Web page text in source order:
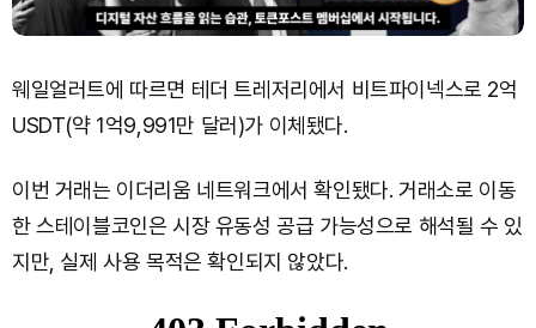
웨일얼러트에 따르면 테더 트레저리에서 비트파이넥스로 2억
USDT(약 1억9,991만 달러)가 이체됐다.
이번 거래는 이더리움 네트워크에서 확인됐다. 거래소로 이동
한 스테이블코인은 시장 유동성 공급 가능성으로 해석될 수 있
지만, 실제 사용 목적은 확인되지 않았다.